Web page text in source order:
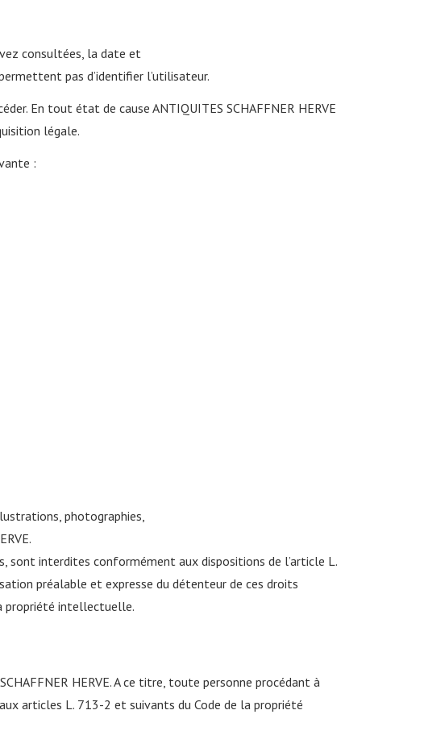
consultées, la date et
pas d’identifier l’utilisateur.
En tout état de cause ANTIQUITES SCHAFFNER HERVE
légale.
:
photographies,
interdites conformément aux dispositions de l’article L.
préalable et expresse du détenteur de ces droits
propriété intellectuelle.
HERVE. A ce titre, toute personne procédant à
articles L. 713-2 et suivants du Code de la propriété